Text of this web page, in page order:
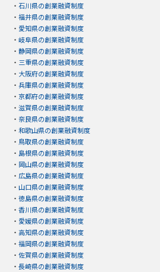
・ 石川県の創業融資制度
・ 福井県の創業融資制度
・ 愛知県の創業融資制度
・ 岐阜県の創業融資制度
・ 静岡県の創業融資制度
・ 三重県の創業融資制度
・ 大阪府の創業融資制度
・ 兵庫県の創業融資制度
・ 京都府の創業融資制度
・ 滋賀県の創業融資制度
・ 奈良県の創業融資制度
・ 和歌山県の創業融資制度
・ 鳥取県の創業融資制度
・ 島根県の創業融資制度
・ 岡山県の創業融資制度
・ 広島県の創業融資制度
・ 山口県の創業融資制度
・ 徳島県の創業融資制度
・ 香川県の創業融資制度
・ 愛媛県の創業融資制度
・ 高知県の創業融資制度
・ 福岡県の創業融資制度
・ 佐賀県の創業融資制度
・ 長崎県の創業融資制度